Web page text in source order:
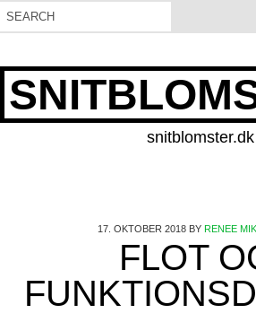
snitblomster.dk
17. OKTOBER 2018 BY RENEE
FLOT